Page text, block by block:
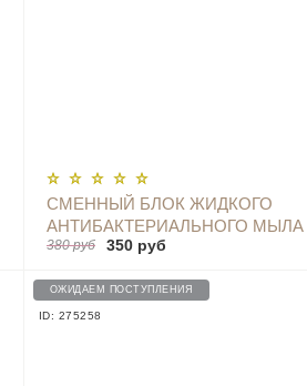
СМЕННЫЙ БЛОК ЖИДКОГО
АНТИБАКТЕРИАЛЬНОГО МЫЛА
ДЛЯ ДОЗАТОРА SIMPLEWAY
WASHING MACHINE (300 МЛ)
380 руб 350 руб
ОПОВЕСТИТЬ
ОЖИДАЕМ ПОСТУПЛЕНИЯ
ID: 275258